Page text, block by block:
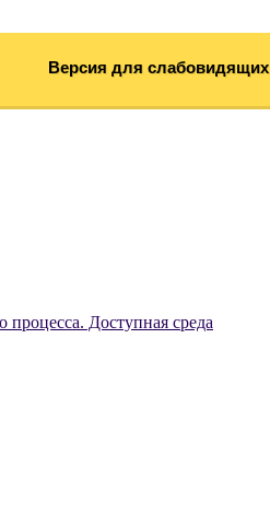
Версия для слабовидящих
процесса. Доступная среда